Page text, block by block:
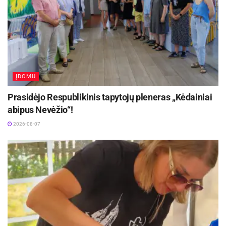
Lietuvos kultūros ir istorijos paveldu bei stiprinti
bendravimo ir bendradarbiavimo įgūdžius.
Aktualios naujienos
Kaune – nemokamos vasaros stovyklos vaikams
2026-08-07
2026-08-07
Stovyklos pradžioje – pirmosios pagalbos
mokymai. Stovyklautojai ne tik pakartojo teorines
žinias, kaip reikia gaivinti žmogų, bet ir turėjo
galimybę praktiškai atlikti visus gaivinimo
ĮDOMU
Prasidėjo Respublikinis tapytojų pleneras „Kėdainiai
abipus Nevėžio“!
2026-08-07